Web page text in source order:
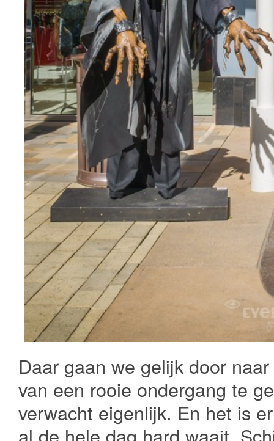
Daar gaan we gelijk door
van een rooie ondergang te
verwacht eigenlijk. En het is